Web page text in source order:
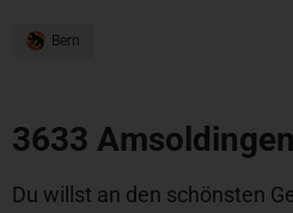
Bern
3633 Amsoldingen
Du willst an den schönsten